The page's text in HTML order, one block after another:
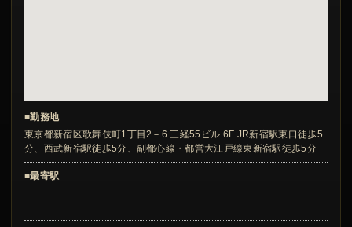
■勤務地
東京都新宿区歌舞伎町1丁目2－6 三経55ビル 6F JR新宿駅東口徒歩5
分、西武新宿駅徒歩5分、副都心線・都営大江戸線東新宿駅徒歩5分
■最寄駅